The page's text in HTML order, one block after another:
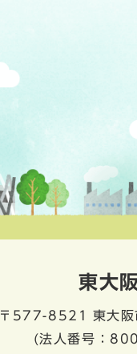
東大
〒577-8521
東大
(法人番号：